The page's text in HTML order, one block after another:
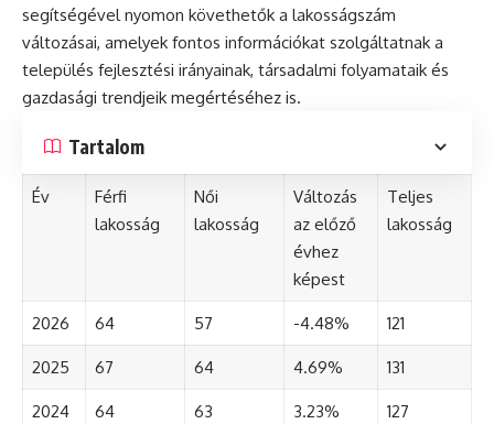
segítségével nyomon követhetők a lakosságszám
változásai, amelyek fontos információkat szolgáltatnak a
település fejlesztési irányainak, társadalmi folyamataik és
gazdasági trendjeik megértéséhez is.
Tartalom
Év
Férfi
lakosság
Női
lakosság
Változás
az előző
évhez
képest
Teljes
lakosság
2026 64 57 -4.48% 121
2025 67 64 4.69% 131
2024 64 63 3.23% 127